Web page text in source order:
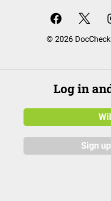
© 2026
Log in
Sign